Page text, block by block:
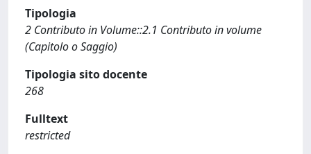
Tipologia
2 Contributo in Volume::2.1 Contributo in volume
(Capitolo o Saggio)
Tipologia sito docente
268
Fulltext
restricted